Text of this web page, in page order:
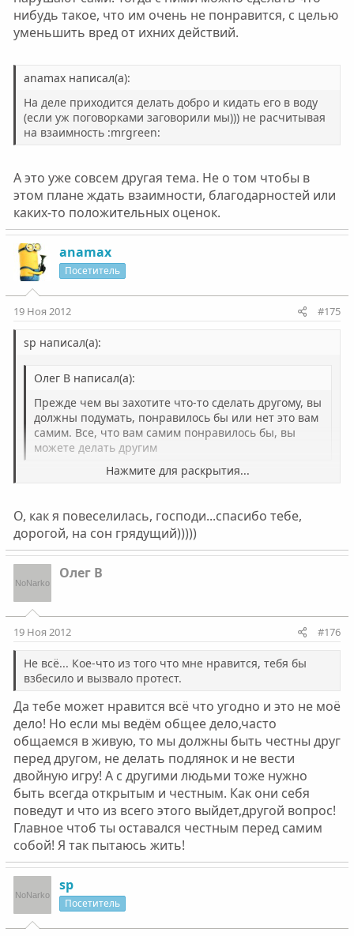
нибудь такое, что им очень не понравится, с целью
уменьшить вред от ихних действий.
anamax написал(а):
На деле приходится делать добро и кидать его в воду
(если уж поговорками заговорили мы))) не расчитывая
на взаимность :mrgreen:
А это уже совсем другая тема. Не о том чтобы в
этом плане ждать взаимности, благодарностей или
каких-то положительных оценок.
anamax
Посетитель
19 Ноя 2012 #175
sp написал(а):
Олег В написал(а):
Прежде чем вы захотите что-то сделать другому, вы
должны подумать, понравилось бы или нет это вам
самим. Все, что вам самим понравилось бы, вы
можете делать другим
Нажмите для раскрытия...
О, как я повеселилась, господи...спасибо тебе,
дорогой, на сон грядущий)))))
Олег В
19 Ноя 2012 #176
Не всё... Кое-что из того что мне нравится, тебя бы
взбесило и вызвало протест.
Да тебе может нравится всё что угодно и это не моё
дело! Но если мы ведём общее дело,часто
общаемся в живую, то мы должны быть честны друг
перед другом, не делать подлянок и не вести
двойную игру! А с другими людьми тоже нужно
быть всегда открытым и честным. Как они себя
поведут и что из всего этого выйдет,другой вопрос!
Главное чтоб ты оставался честным перед самим
собой! Я так пытаюсь жить!
sp
Посетитель